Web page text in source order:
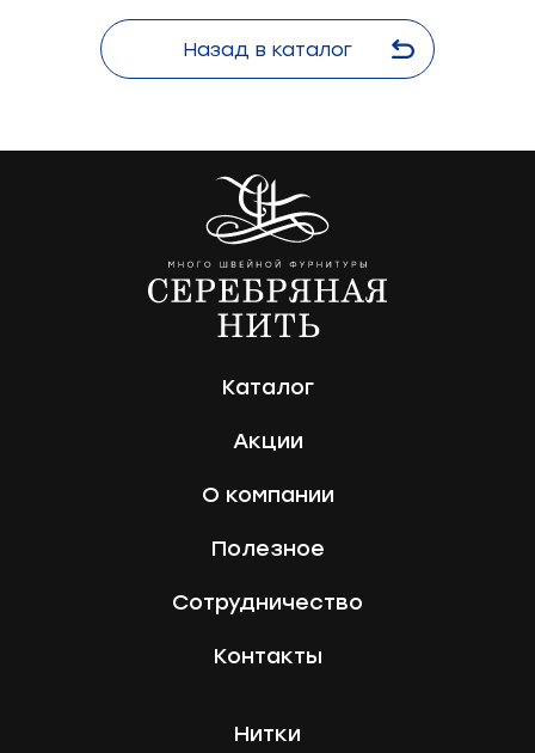
Назад в каталог
Каталог
Акции
О компании
Полезное
Сотрудничество
Контакты
Нитки